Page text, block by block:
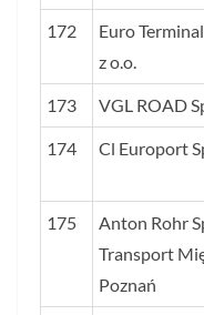
172
Euro
z o.o.
173 VGL ROAD
174 Cl Europort
175
Anton Rohr
Transport
Poznań